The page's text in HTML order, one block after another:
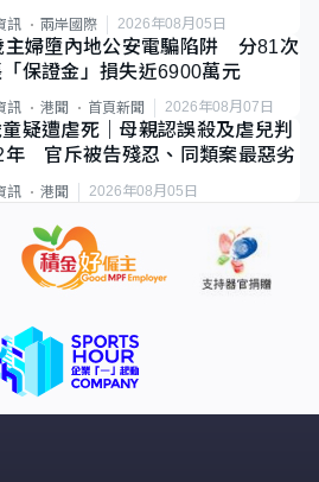
訊 兩岸國際 2026年08月05日
主婦墮內地公安電騙陷阱 分81次
保證金」損失近6900萬元
訊 港聞 首頁新聞 2026年08月07日
疑遭虐死｜母親認誤殺及虐兒判
年 官斥被告殘忍、同類案最惡劣
訊 港聞 2026年08月05日